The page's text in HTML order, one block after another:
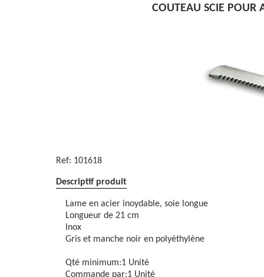
COUTEAU SCIE POUR
Ref: 101618
Descriptif produit
Lame en acier inoydable, soie longue
Longueur de 21 cm
Inox
Gris et manche noir en polyéthylène
Qté minimum:1 Unité
Commande par:1 Unité